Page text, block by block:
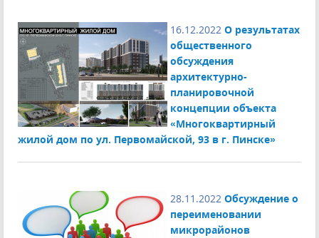
16.12.2022 О результатах
общественного
обсуждения
архитектурно-
планировочной
концепции объекта
«Многоквартирный
жилой дом по ул. Первомайской, 93 в г. Пинске»
28.11.2022 Обсуждение о
переименовании
микрорайонов